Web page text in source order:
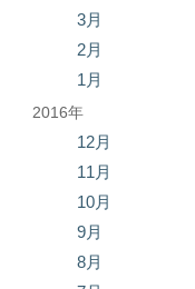
3月
2月
1月
2016年
12月
11月
10月
9月
8月